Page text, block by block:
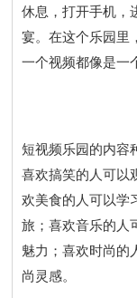
休息，打开手机，
宴。在这个乐园里
一个视频都像是一
短视频乐园的内容
喜欢搞笑的人可以
欢美食的人可以学
旅；喜欢音乐的人
魅力；喜欢时尚的
尚灵感。